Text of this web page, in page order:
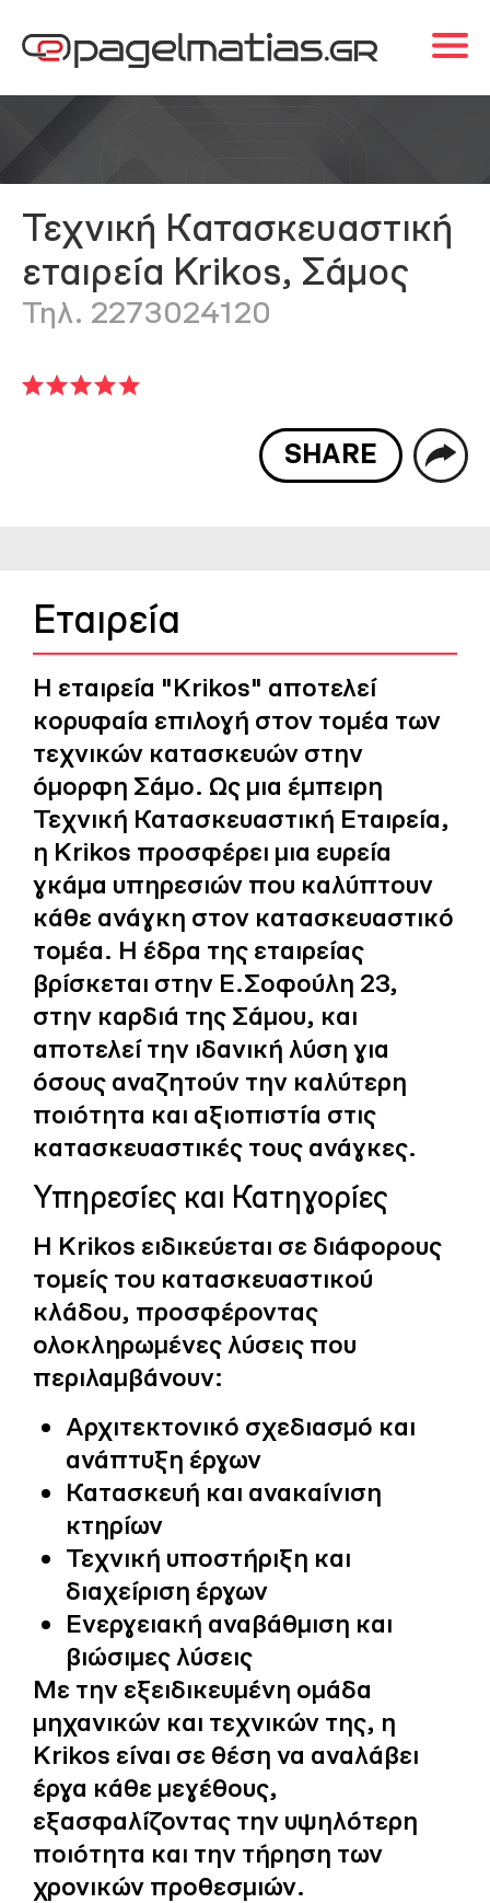
Τεχνική Κατασκευαστική
εταιρεία Krikos, Σάμος
Τηλ. 2273024120
SHARE
Εταιρεία
Η εταιρεία "Krikos" αποτελεί
κορυφαία επιλογή στον τομέα των
τεχνικών κατασκευών στην
όμορφη Σάμο. Ως μια έμπειρη
Τεχνική Κατασκευαστική Εταιρεία,
η Krikos προσφέρει μια ευρεία
γκάμα υπηρεσιών που καλύπτουν
κάθε ανάγκη στον κατασκευαστικό
τομέα. Η έδρα της εταιρείας
βρίσκεται στην Ε.Σοφούλη 23,
στην καρδιά της Σάμου, και
αποτελεί την ιδανική λύση για
όσους αναζητούν την καλύτερη
ποιότητα και αξιοπιστία στις
κατασκευαστικές τους ανάγκες.
Υπηρεσίες και Κατηγορίες
Η Krikos ειδικεύεται σε διάφορους
τομείς του κατασκευαστικού
κλάδου, προσφέροντας
ολοκληρωμένες λύσεις που
περιλαμβάνουν:
Αρχιτεκτονικό σχεδιασμό και
ανάπτυξη έργων
Κατασκευή και ανακαίνιση
κτηρίων
Τεχνική υποστήριξη και
διαχείριση έργων
Ενεργειακή αναβάθμιση και
βιώσιμες λύσεις
Με την εξειδικευμένη ομάδα
μηχανικών και τεχνικών της, η
Krikos είναι σε θέση να αναλάβει
έργα κάθε μεγέθους,
εξασφαλίζοντας την υψηλότερη
ποιότητα και την τήρηση των
χρονικών προθεσμιών.